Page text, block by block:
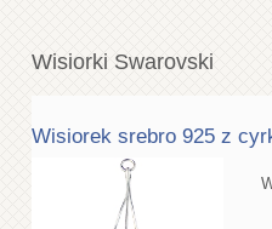
Wisiorki Swarovski
Wisiorek srebro 925 z